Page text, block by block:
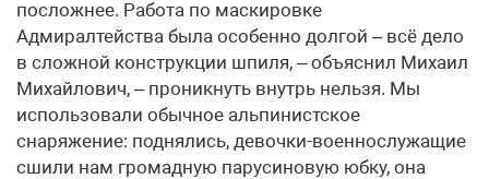
посложнее. Работа по маскировке
Адмиралтейства была особенно долгой – всё дело
в сложной конструкции шпиля, – объяснил Михаил
Михайлович, – проникнуть внутрь нельзя. Мы
использовали обычное альпинистское
снаряжение: поднялись, девочки-военнослужащие
сшили нам громадную парусиновую юбку, она